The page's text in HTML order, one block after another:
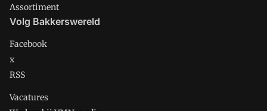
Assortiment
Volg Bakkerswereld
Facebook
x
RSS
Vacatures